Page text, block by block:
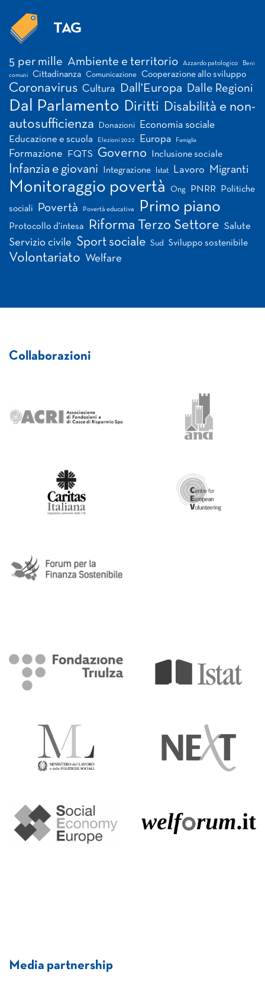
TAG
5 per mille Ambiente e territorio Azzardo patologico Beni
comuni Cittadinanza Comunicazione Cooperazione allo sviluppo
Coronavirus Cultura Dall'Europa Dalle Regioni
Dal Parlamento Diritti Disabilità e non-
autosufficienza
Donazioni Economia sociale
Educazione e scuola Elezioni 2022 Europa Famiglia
Formazione FQTS Governo Inclusione sociale
Infanzia e giovani Integrazione Istat Lavoro Migranti
Monitoraggio povertà Ong PNRR Politiche
sociali Povertà Povertà educativa Primo piano
Protocollo d'intesa Riforma Terzo Settore Salute
Servizio civile Sport sociale Sud Sviluppo sostenibile
Volontariato Welfare
Collaborazioni
Media partnership